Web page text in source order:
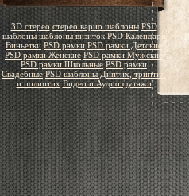
3D стерео стерео варио шаблоны PSD
шаблоны шаблоны визиток PSD Календари
Виньетки PSD рамки PSD рамки Детские
PSD рамки Женские PSD рамки Мужские
PSD рамки Школьные PSD рамки
Свадебные PSD шаблоны Диптих, триптих
и полиптих Видео и Аудио футажи